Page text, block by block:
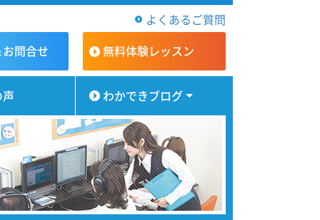
よくあるご質問
お問合せ 無料体験レッスン
わかできブログ